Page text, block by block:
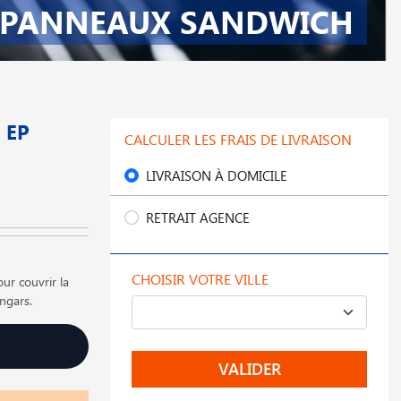
PANNEAUX SANDWICH
couvrir la
CALCULER LES FRAIS DE LIVRAISON
LIVRAISON À DOMICILE
RETRAIT AGENCE
CHOISIR VOTRE VILLE
VALIDER